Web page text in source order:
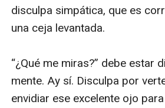
disculpa simpática, que es
una ceja levantada.
“¿Qué me miras?” debe estar
mente. Ay sí. Disculpa por
envidiar ese excelente ojo